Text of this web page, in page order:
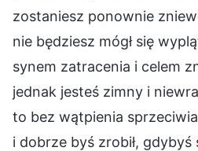
zostaniesz ponownie
nie będziesz mógł się
synem zatracenia i celem
jednak jesteś zimny i
to bez wątpienia
i dobrze byś zrobił, gdybyś